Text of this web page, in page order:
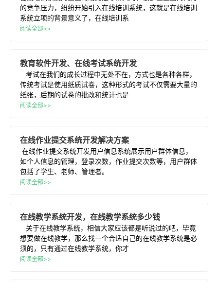
的竞争压力，纷纷开始引入在线培训系统，这就是在线培训
系统立项的背景意义了，在线培训系
阅读全部>>
教育软件开发、 在线考试系统开发
考试在我们的成长过程中无处不在，方式也是各种各样，
传统考试是使用纸质试卷，这种形式的考试不仅需要大量的
纸张，后期的试卷的批改和统计也是
阅读全部>>
在线作业提交系统开发解决方案
在线作业提交系统开发用户信息系统展示用户群体信息，
如个人信息的管理，登录次数，作业提交次数等，用户群体
包括了学生、老师、管理者。
阅读全部>>
在线教学系统开发， 在线教学系统多少钱
关于在线教学系统，相信大家应该都是听说过的吧，毕竟
想要做在线教学，那么找一个合适自己的在线教学系统是必
须的，只有通过在线教学系统，你才
阅读全部>>